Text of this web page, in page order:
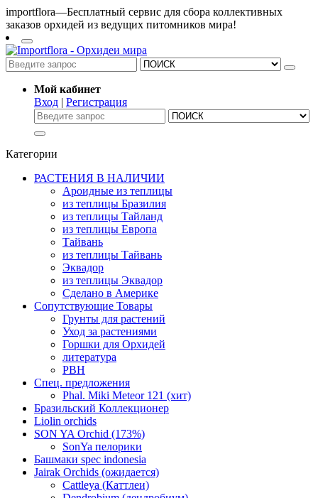
importflora—Бесплатный сервис для сбора коллективных
заказов орхидей из ведущих питомников мира!
Мой кабинет
Вход | Регистрация
Категории
РАСТЕНИЯ В НАЛИЧИИ
Ароидные из теплицы
из теплицы Бразилия
из теплицы Тайланд
из теплицы Европа
Тайвань
из теплицы Тайвань
Эквадор
из теплицы Эквадор
Сделано в Америке
Сопутствующие Товары
Грунты для растений
Уход за растениями
Горшки для Орхидей
литература
РВН
Спец. предложения
Phal. Miki Meteor 121 (хит)
Бразильский Коллекционер
Liolin orchids
SON YA Orchid (173%)
SonYa пелорики
Башмаки spec indonesia
Jairak Orchids (ожидается)
Cattleya (Каттлеи)